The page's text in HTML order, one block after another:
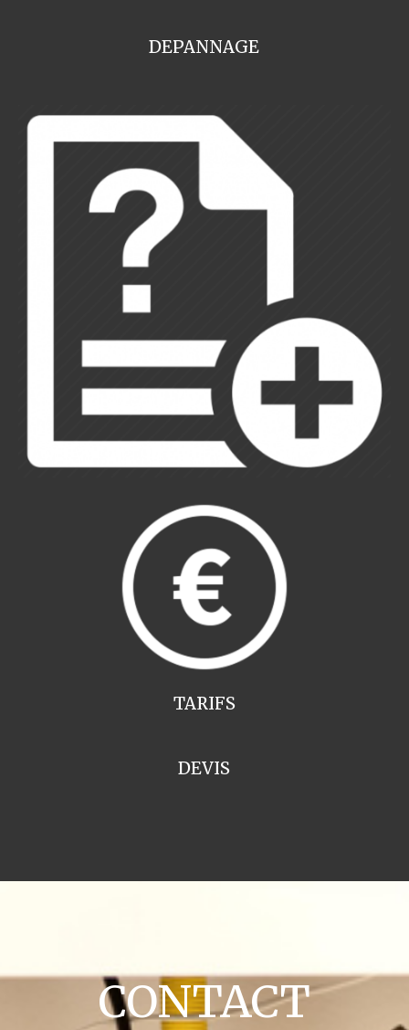
DEPANNAGE
TARIFS
DEVIS
CONTACT